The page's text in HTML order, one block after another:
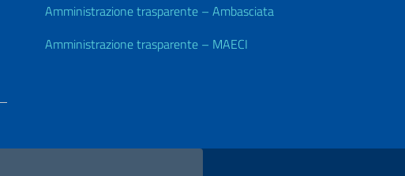
Amministrazione trasparente – Ambasciata
Amministrazione trasparente – MAECI